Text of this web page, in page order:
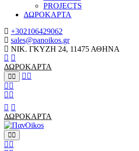
PROJECTS
ΔΩΡΟΚΑΡΤΑ
+302106429062
sales@panoikos.gr
ΝΙΚ. ΓΚΥΖΗ 24, 11475 ΑΘΗΝΑ
ΔΩΡΟΚΑΡΤΑ
ΔΩΡΟΚΑΡΤΑ